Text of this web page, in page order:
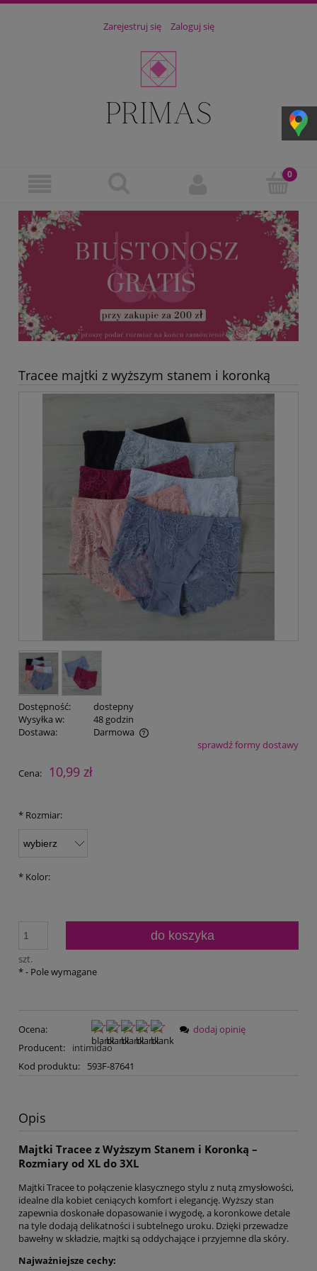
Zarejestruj się Zaloguj się
Tracee majtki z wyższym stanem i koronką
Dostępność:
dostepny
Wysyłka w:
48 godzin
Dostawa:
Darmowa
Cena nie zawiera ewentualnych kosztów płatnościsprawdź formy dostawy
Cena: 10,99 zł
* Rozmiar:
* Kolor:
szt.
do koszyka
*- Pole wymagane
Ocena:
Producent:
intimidao
Kod produktu:
593F-87641
dodaj opinię
Opis
Majtki Tracee z Wyższym Stanem i Koronką –
Rozmiary od XL do 3XL
Majtki Tracee to połączenie klasycznego stylu z nutą zmysłowości,
idealne dla kobiet ceniących komfort i elegancję. Wyższy stan
zapewnia doskonałe dopasowanie i wygodę, a koronkowe detale
na tyle dodają delikatności i subtelnego uroku. Dzięki przewadze
bawełny w składzie, majtki są oddychające i przyjemne dla skóry.
Najważniejsze cechy: